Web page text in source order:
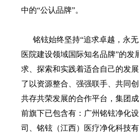
中的“公认品牌”。
铭铉始终坚持“追求卓越，永无
医院建设领域国际知名品牌”的发
求、探索和实践着适合自己的发
了以资源整合、强强联手、共同创
共存共荣发展的合作平台，集团
前旗下已包含有：广州铭铉净化
司、铭铉（江西）医疗净化科技